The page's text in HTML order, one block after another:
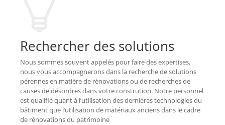
Rechercher des solutions
Nous sommes souvent appelés pour faire des expertises,
nous vous accompagnerons dans la recherche de solutions
pérennes en matière de rénovations ou de recherches de
causes de désordres dans votre constrution. Notre personnel
est qualifié quant à l’utilisation des dernières technologies du
bâtiment que l’utilisation de matériaux anciens dans le cadre
de rénovations du patrimoine